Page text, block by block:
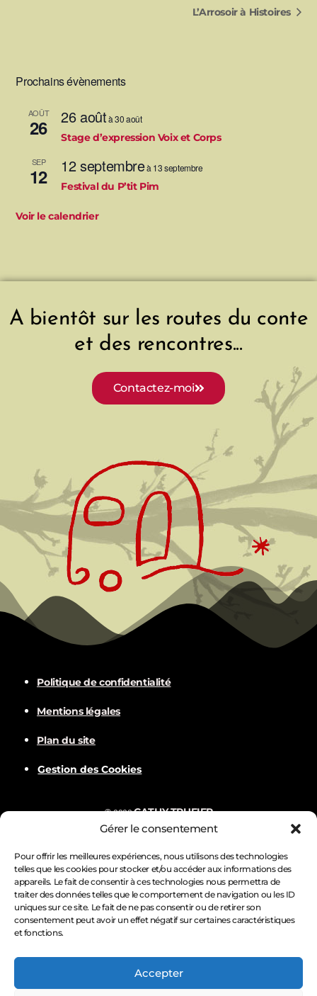
Gérer le consentement
Pour offrir les meilleures expériences, nous utilisons des technologies
telles que les cookies pour stocker et/ou accéder aux informations des
appareils. Le fait de consentir à ces technologies nous permettra de
traiter des données telles que le comportement de navigation ou les ID
uniques sur ce site. Le fait de ne pas consentir ou de retirer son
consentement peut avoir un effet négatif sur certaines caractéristiques
et fonctions.
Accepter
L’Arrosoir à Histoires
Prochains évènements
AOÛT
26 26 aoûtà30 août
Stage d’expression Voix et Corps
SEP
12 12 septembreà 13 septembre
Festival du P’tit Pim
Voir le calendrier
A bientôt sur les routes du conte
et des rencontres...
Contactez-moi
Politique de confidentialité
Mentions légales
Plan du site
Gestion des Cookies
©2022CATHY TRUFIER